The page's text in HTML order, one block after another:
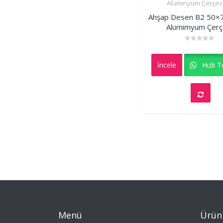
Alüminyum
Ahşap Desen B2
Alümimyum
0
of
İncele Hızlı
Menü